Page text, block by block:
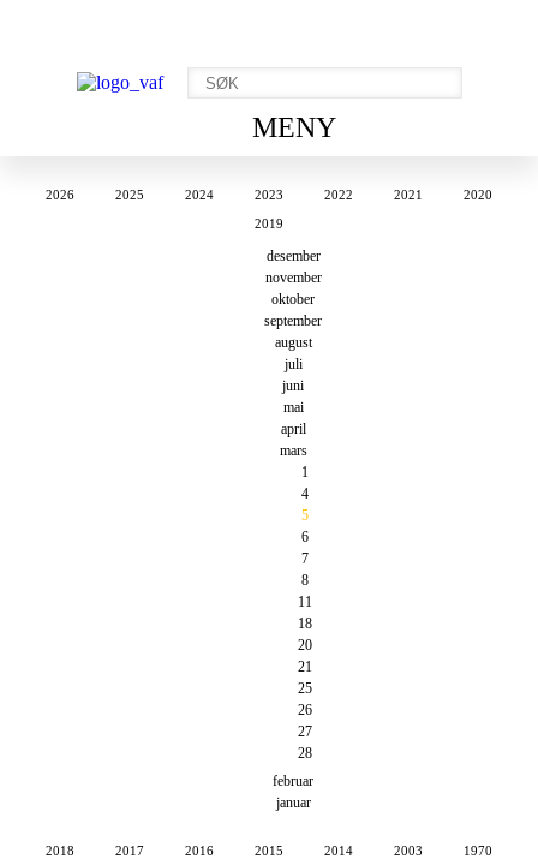
MENY
2026 2025 2024 2023 2022 2021
2020
2019
desember
november
oktober
september
august
juli
juni
mai
april
mars
1
4
5
6
7
8
11
18
20
21
25
26
27
28
februar
januar
2018 2017 2016 2015 2014 2003 1970